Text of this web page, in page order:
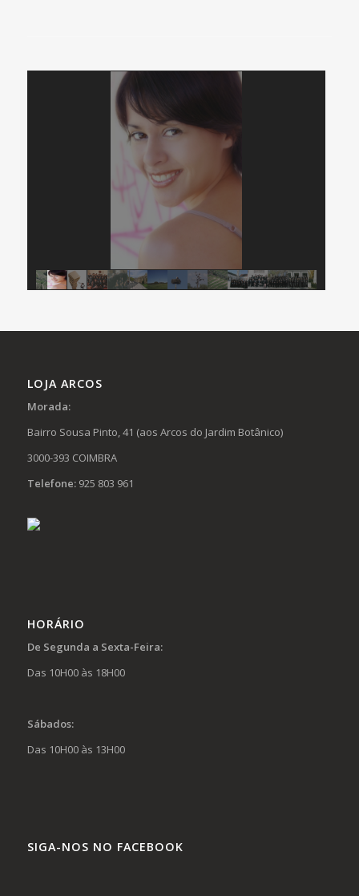
LOJA ARCOS
Morada:
Bairro Sousa Pinto, 41 (aos Arcos do Jardim Botânico)
3000-393 COIMBRA
Telefone:925 803 961
HORÁRIO
De Segunda a Sexta-Feira:
Das 10H00 às 18H00
Sábados:
Das 10H00 às 13H00
SIGA-NOS NO FACEBOOK